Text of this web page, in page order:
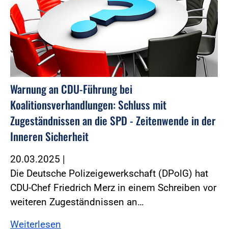
Warnung an CDU-Führung bei
Koalitionsverhandlungen: Schluss mit
Zugeständnissen an die SPD - Zeitenwende in der
Inneren Sicherheit
20.03.2025 |
Die Deutsche Polizeigewerkschaft (DPolG) hat
CDU-Chef Friedrich Merz in einem Schreiben vor
weiteren Zugeständnissen an…
Weiterlesen